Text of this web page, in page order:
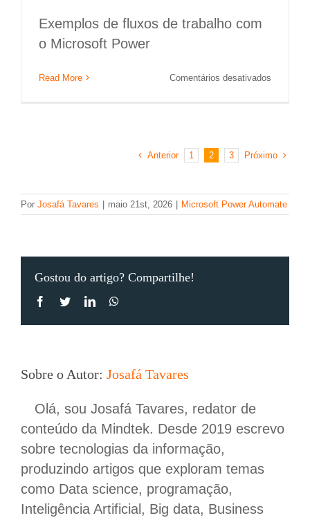
Exemplos de fluxos de trabalho com
o Microsoft Power
Read More Comentários desativados
com
Power
Automate
Anterior 1 2 3 Próximo
Por Josafá Tavares maio 21st, 2026 Microsoft Power Automate
Gostou do artigo? Compartilhe!
Facebook
TwitterLinkedIn
Sobre o Autor: Josafá Tavares
Olá, sou Josafá Tavares, redator de
conteúdo da Mindtek. Desde 2019 escrevo
sobre tecnologias da informação,
produzindo artigos que exploram temas
como Data science, programação,
Inteligência Artificial, Big data, Business